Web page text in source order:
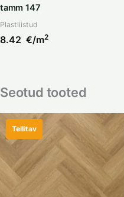
tamm 147
Plastliistud
8.42 €/m2
Seotud tooted
Tellitav